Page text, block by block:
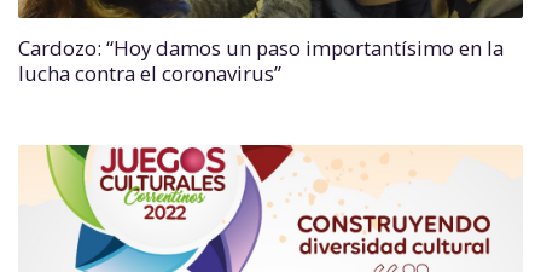
Cardozo: “Hoy damos un paso importantísimo en la
lucha contra el coronavirus”